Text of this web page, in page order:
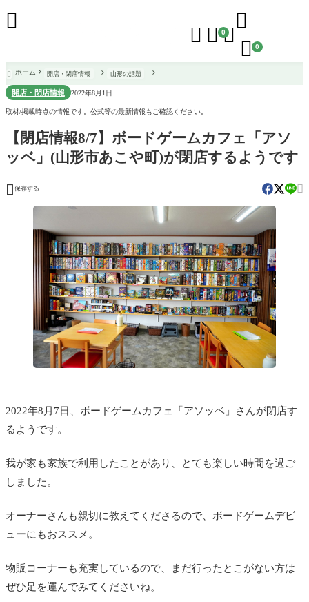
  0

 0

 ホーム 開店・閉店情報 山形の話題
開店・閉店情報 2022年8月1日
取材/掲載時点の情報です。公式等の最新情報もご確認ください。
【閉店情報8/7】ボードゲームカフェ「アソ
ッベ」(山形市あこや町)が閉店するようです
 保存する 
2022年8月7日、ボードゲームカフェ「アソッベ」さんが閉店す
るようです。
我が家も家族で利用したことがあり、とても楽しい時間を過ご
しました。
オーナーさんも親切に教えてくださるので、ボードゲームデビ
ューにもおススメ。
物販コーナーも充実しているので、まだ行ったとこがない方は
ぜひ足を運んでみてくださいね。